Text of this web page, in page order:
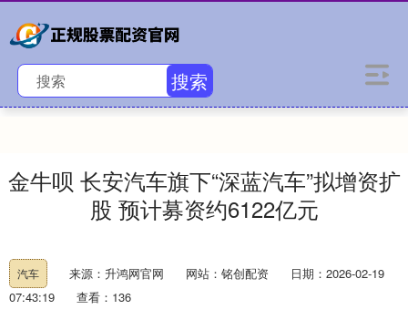
搜索
金牛呗 长安汽车旗下“深蓝汽车”拟增资扩
股 预计募资约6122亿元
汽车 来源：升鸿网官网 网站：铭创配资
日期：2026-02-19
07:43:19
查看：136